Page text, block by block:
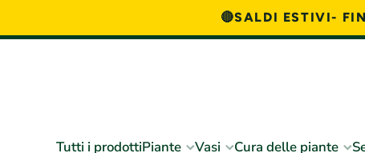
🔴SALDI ESTIVI-
Tutti i prodottiPiante Vasi Cura delle piante